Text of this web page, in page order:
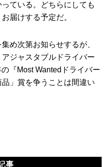
ている。どちらにしても
届けする予定だ。
め次第お知らせするが、
ジャスタブルドライバー
『Most Wantedドライバー
」賞を争うことは間違い
事